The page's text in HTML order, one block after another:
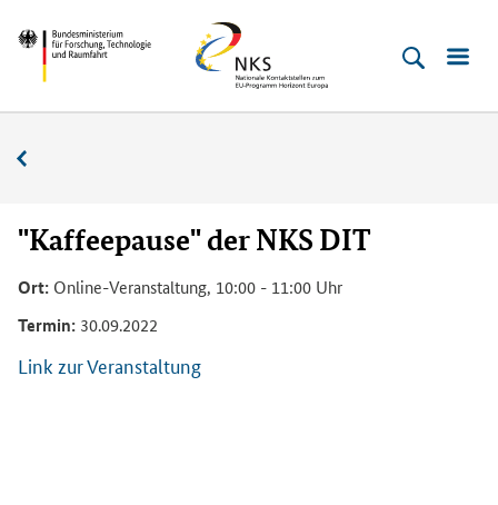
zum
Inhalt
(Eingabetaste)
zum
Hauptmenu
(Eingabetaste)
zur
Suche
(Eingabetaste)
zur
Fußleiste
(Enter)
Bundesministerium
Technologie
Raumfahrt
Horizont
Europa
"Kaffeepause" der NKS DIT
Ort: Online-Veranstaltung, 10:00 - 11:00 Uhr
Termin: 30.09.2022
Link zur Veranstaltung